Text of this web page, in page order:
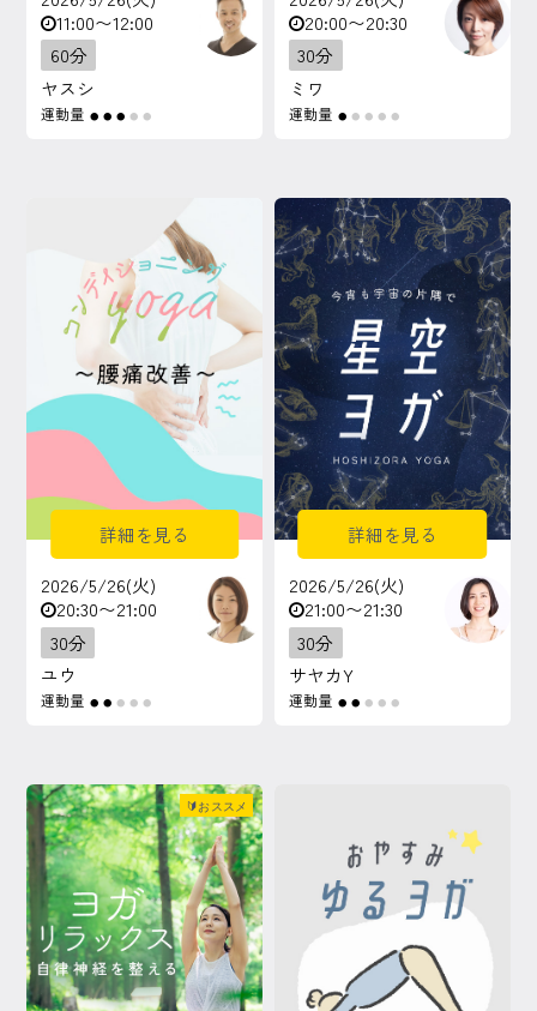
11:00〜12:00
60分
ヤスシ
運動量 ● ● ● ● ●
20:00〜20:30
30分
ミワ
運動量 ● ● ● ● ●
詳細を見る
2026/5/26(火)
20:30〜21:00
30分
ユウ
運動量 ● ● ● ● ●
詳細を見る
2026/5/26(火)
21:00〜21:30
30分
サヤカY
運動量 ● ● ● ● ●
🔰おススメ